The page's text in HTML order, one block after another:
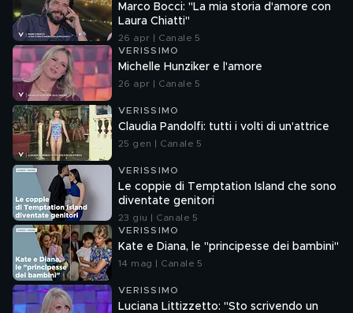
Marco Bocci: "La mia storia d'amore con
Laura Chiatti"
26 apr | Canale 5
VERISSIMO
Michelle Hunziker e l'amore
26 apr | Canale 5
VERISSIMO
Claudia Pandolfi: tutti i volti di un'attrice
25 gen | Canale 5
VERISSIMO
Le coppie di Temptation Island che sono
diventate genitori
23 giu | Canale 5
VERISSIMO
Kate e Diana, le "principesse dei bambini"
14 mag | Canale 5
VERISSIMO
Luciana Littizzetto: "Sto scrivendo un